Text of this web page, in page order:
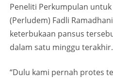
Peneliti Perkumpulan
(Perludem) Fadli
keterbukaan pansus
dalam satu minggu terakhir.
“Dulu kami pernah protes